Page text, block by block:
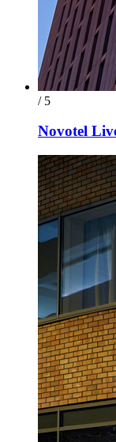
/ 5
Novotel